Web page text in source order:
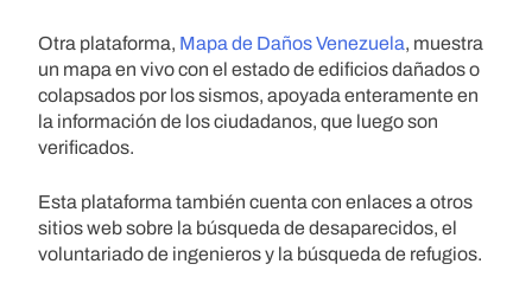
Otra plataforma, Mapa de Daños Venezuela, muestra
un mapa en vivo con el estado de edificios dañados o
colapsados por los sismos, apoyada enteramente en
la información de los ciudadanos, que luego son
verificados.
Esta plataforma también cuenta con enlaces a otros
sitios web sobre la búsqueda de desaparecidos, el
voluntariado de ingenieros y la búsqueda de refugios.